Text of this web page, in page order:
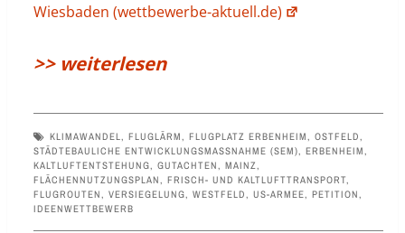
Wiesbaden (wettbewerbe-aktuell.de)
>> weiterlesen
KLIMAWANDEL, FLUGLÄRM, FLUGPLATZ ERBENHEIM, OSTFELD,
STÄDTEBAULICHE ENTWICKLUNGSMASSNAHME (SEM) , ERBENHEIM,
KALTLUFTENTSTEHUNG, GUTACHTEN, MAINZ,
FLÄCHENNUTZUNGSPLAN, FRISCH- UND KALTLUFTTRANSPORT,
FLUGROUTEN, VERSIEGELUNG, WESTFELD, US-ARMEE, PETITION,
IDEENWETTBEWERB